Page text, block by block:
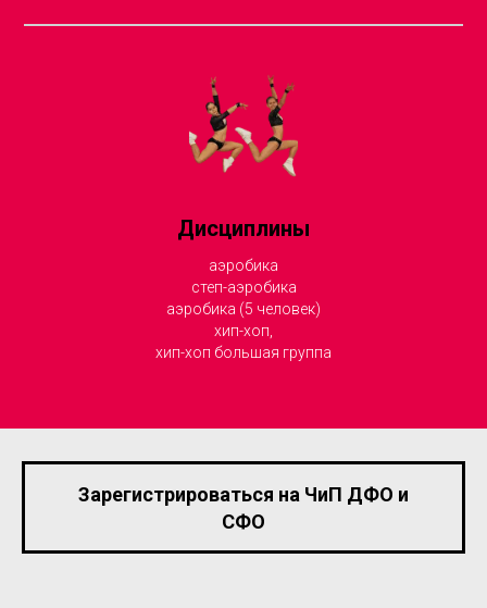
Дисциплины
аэробика
степ-аэробика
аэробика (5 человек)
хип-хоп,
хип-хоп большая группа
Зарегистрироваться на ЧиП ДФО и
СФО